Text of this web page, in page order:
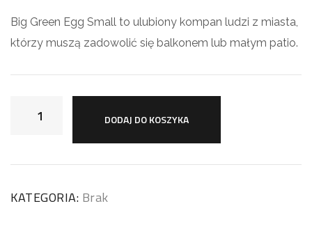
Big Green Egg Small to ulubiony kompan ludzi z miasta,
którzy muszą zadowolić się balkonem lub małym patio.
DODAJ DO KOSZYKA
KATEGORIA: Brak